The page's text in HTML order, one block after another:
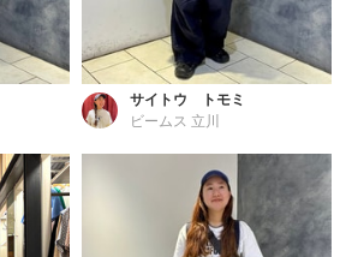
サイトウ トモミ
ビームス 立川